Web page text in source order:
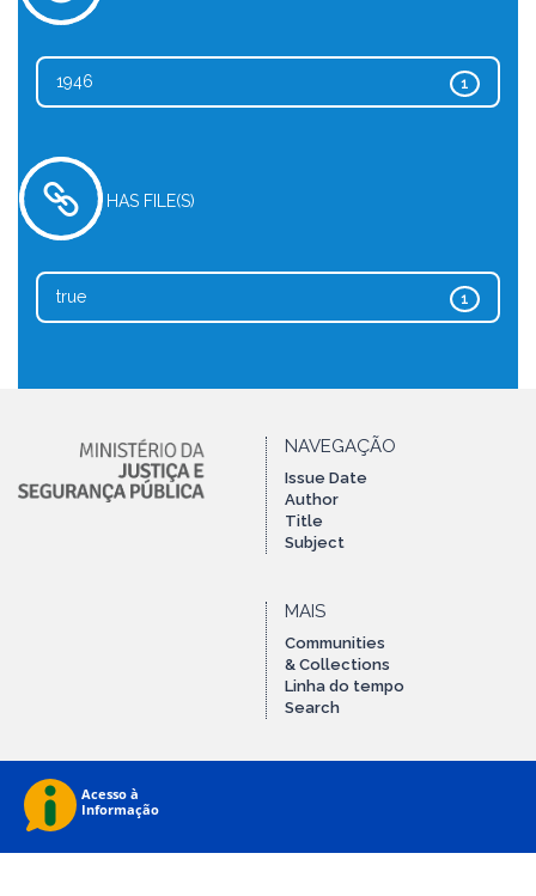
1
1946
HAS FILE(S)
1
true
NAVEGAÇÃO
Issue Date
Author
Title
Subject
MAIS
Communities
& Collections
Linha do tempo
Search